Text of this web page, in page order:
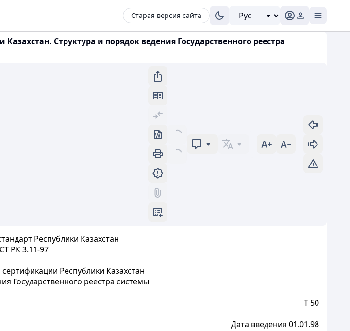
Старая версия сайта
Структура и порядок ведения Государственного реестра
Республики Казахстан
СТ РК 3.11-97
Республики Казахстан
Государственного реестра системы
Т 50
Дата введения 01.01.98